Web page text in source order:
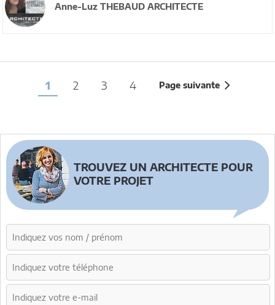
Anne-Luz THEBAUD ARCHITECTE
1 2 3 4 Page suivante
TROUVEZ UN ARCHITECTE POUR
VOTRE PROJET